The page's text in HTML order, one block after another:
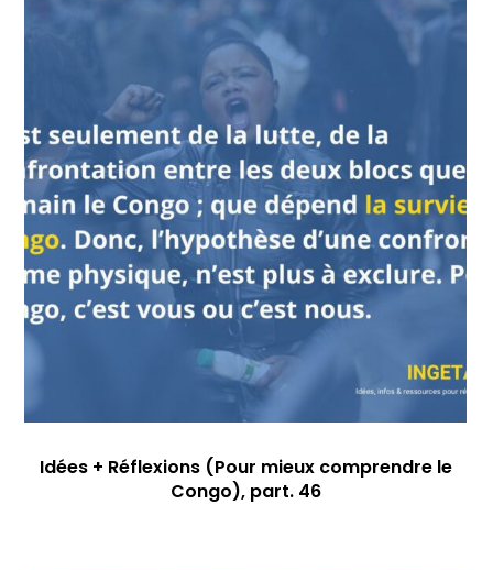
Idées + Réflexions (Pour mieux comprendre le
Congo), part. 46